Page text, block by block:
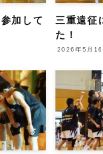
加して
三重遠征
た！
2026年5月16